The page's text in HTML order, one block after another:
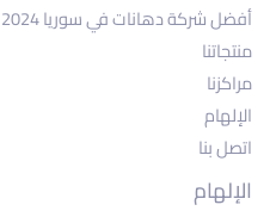
أفضل شركة دهانات في سوريا 2024
منتجاتنا
مراكزنا
الإلهام
اتصل بنا
الإلهام